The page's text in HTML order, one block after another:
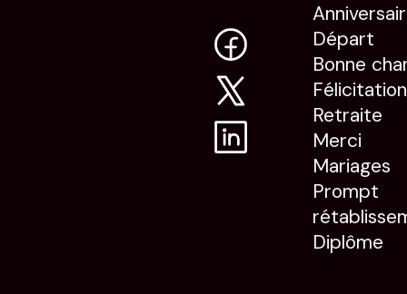
Départ
Bonne
Retraite
Merci
Mariages
Prompt
Diplôme